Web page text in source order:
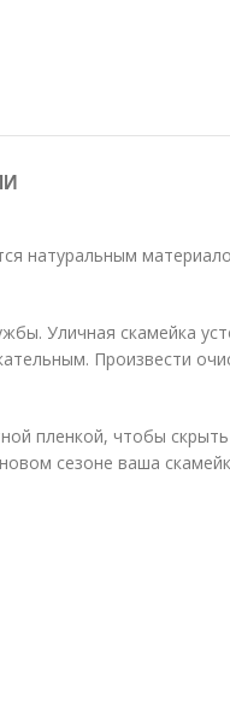
натуральным
Уличная скамейка
Произвести
пленкой, чтобы
сезоне ваша